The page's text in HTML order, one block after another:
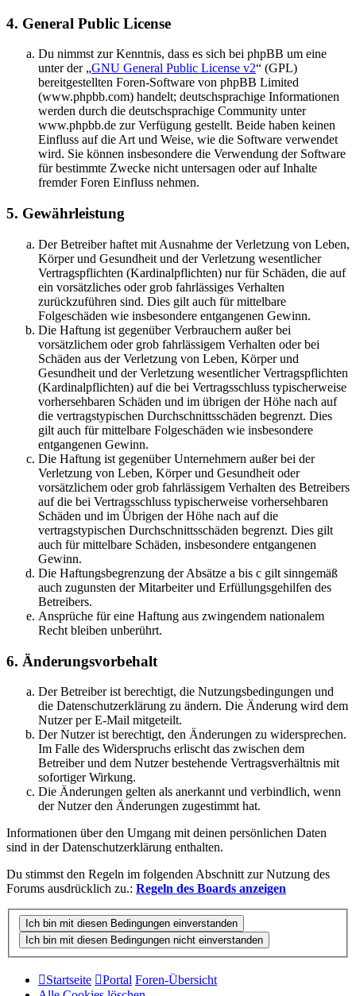
4. General Public License
Du nimmst zur Kenntnis, dass es sich bei phpBB um eine
unter der „GNU General Public License v2“ (GPL)
bereitgestellten Foren-Software von phpBB Limited
(www.phpbb.com) handelt; deutschsprachige Informationen
werden durch die deutschsprachige Community unter
www.phpbb.de zur Verfügung gestellt. Beide haben keinen
Einfluss auf die Art und Weise, wie die Software verwendet
wird. Sie können insbesondere die Verwendung der Software
für bestimmte Zwecke nicht untersagen oder auf Inhalte
fremder Foren Einfluss nehmen.
5. Gewährleistung
Der Betreiber haftet mit Ausnahme der Verletzung von Leben,
Körper und Gesundheit und der Verletzung wesentlicher
Vertragspflichten (Kardinalpflichten) nur für Schäden, die auf
ein vorsätzliches oder grob fahrlässiges Verhalten
zurückzuführen sind. Dies gilt auch für mittelbare
Folgeschäden wie insbesondere entgangenen Gewinn.
Die Haftung ist gegenüber Verbrauchern außer bei
vorsätzlichem oder grob fahrlässigem Verhalten oder bei
Schäden aus der Verletzung von Leben, Körper und
Gesundheit und der Verletzung wesentlicher Vertragspflichten
(Kardinalpflichten) auf die bei Vertragsschluss typischerweise
vorhersehbaren Schäden und im übrigen der Höhe nach auf
die vertragstypischen Durchschnittsschäden begrenzt. Dies
gilt auch für mittelbare Folgeschäden wie insbesondere
entgangenen Gewinn.
Die Haftung ist gegenüber Unternehmern außer bei der
Verletzung von Leben, Körper und Gesundheit oder
vorsätzlichem oder grob fahrlässigem Verhalten des Betreibers
auf die bei Vertragsschluss typischerweise vorhersehbaren
Schäden und im Übrigen der Höhe nach auf die
vertragstypischen Durchschnittsschäden begrenzt. Dies gilt
auch für mittelbare Schäden, insbesondere entgangenen
Gewinn.
Die Haftungsbegrenzung der Absätze a bis c gilt sinngemäß
auch zugunsten der Mitarbeiter und Erfüllungsgehilfen des
Betreibers.
Ansprüche für eine Haftung aus zwingendem nationalem
Recht bleiben unberührt.
6. Änderungsvorbehalt
Der Betreiber ist berechtigt, die Nutzungsbedingungen und
die Datenschutzerklärung zu ändern. Die Änderung wird dem
Nutzer per E-Mail mitgeteilt.
Der Nutzer ist berechtigt, den Änderungen zu widersprechen.
Im Falle des Widerspruchs erlischt das zwischen dem
Betreiber und dem Nutzer bestehende Vertragsverhältnis mit
sofortiger Wirkung.
Die Änderungen gelten als anerkannt und verbindlich, wenn
der Nutzer den Änderungen zugestimmt hat.
Informationen über den Umgang mit deinen persönlichen Daten
sind in der Datenschutzerklärung enthalten.
Du stimmst den Regeln im folgenden Abschnitt zur Nutzung des
Forums ausdrücklich zu.: Regeln des Boards anzeigen
Startseite Portal Foren-Übersicht